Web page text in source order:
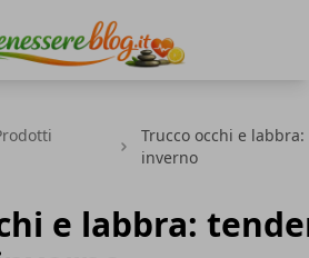
Trucco occhi e
inverno
e labbra: